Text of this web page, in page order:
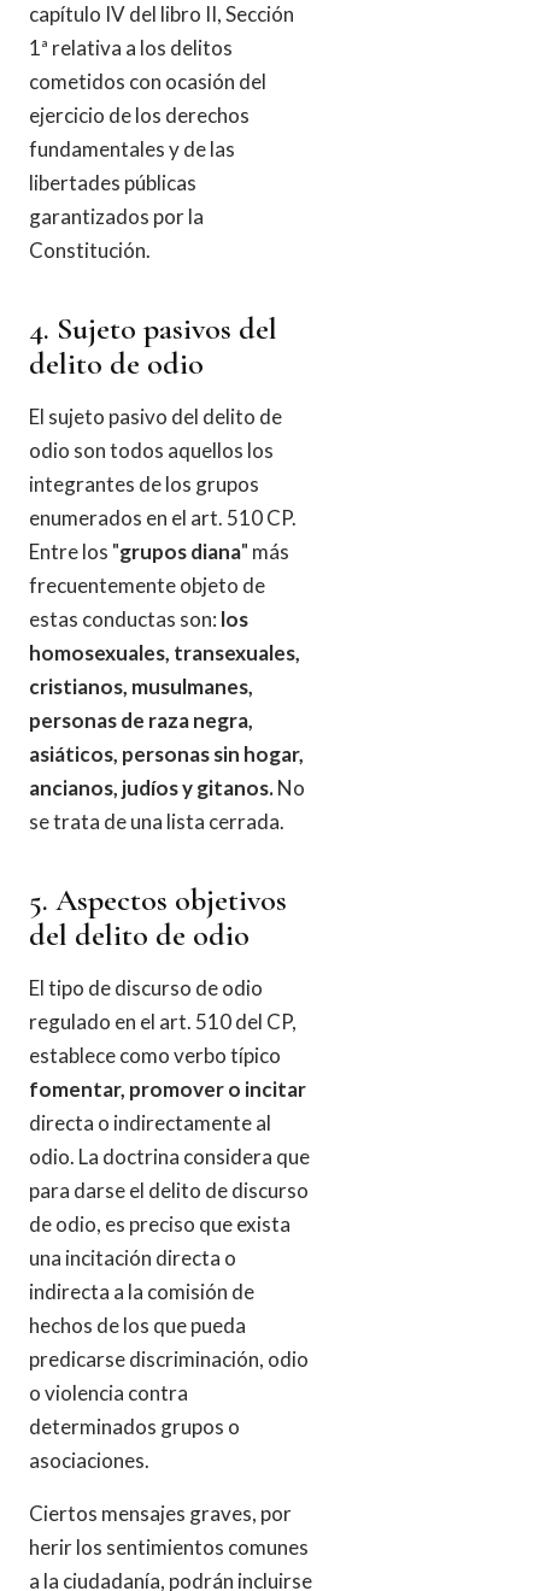
capítulo IV del libro II, Sección
1ª relativa a los delitos
cometidos con ocasión del
ejercicio de los derechos
fundamentales y de las
libertades públicas
garantizados por la
Constitución.
4. Sujeto pasivos del
delito de odio
El sujeto pasivo del delito de
odio son todos aquellos los
integrantes de los grupos
enumerados en el art. 510 CP.
Entre los "grupos diana" más
frecuentemente objeto de
estas conductas son: los
homosexuales, transexuales,
cristianos, musulmanes,
personas de raza negra,
asiáticos, personas sin hogar,
ancianos, judíos y gitanos.No
se trata de una lista cerrada.
5. Aspectos objetivos
del delito de odio
El tipo de discurso de odio
regulado en el art. 510 del CP,
establece como verbo típico
fomentar, promover o incitar
directa o indirectamente al
odio. La doctrina considera que
para darse el delito de discurso
de odio, es preciso que exista
una incitación directa o
indirecta a la comisión de
hechos de los que pueda
predicarse discriminación, odio
o violencia contra
determinados grupos o
asociaciones.
Ciertos mensajes graves, por
herir los sentimientos comunes
a la ciudadanía, podrán incluirse